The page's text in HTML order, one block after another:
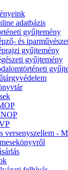
adatbázis
gyűjtemény
és
gyűjtemény
gyűjtemény
versenyszellem -